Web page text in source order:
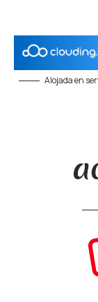
Alojada en